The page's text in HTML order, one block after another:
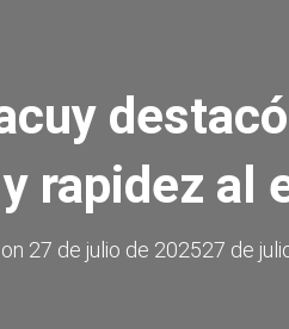
rapidez al
on 27 de julio de 202527 de